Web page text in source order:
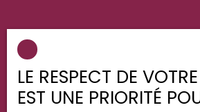
DU-BOIS
LE RESPECT DE
EST UNE PRIORITÉ